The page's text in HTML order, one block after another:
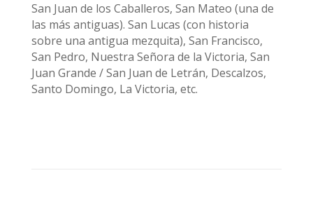
San Juan de los Caballeros, San Mateo (una de
las más antiguas). San Lucas (con historia
sobre una antigua mezquita), San Francisco,
San Pedro, Nuestra Señora de la Victoria, San
Juan Grande / San Juan de Letrán, Descalzos,
Santo Domingo, La Victoria, etc.